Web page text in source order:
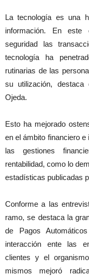
La tecnología es una
información. En este
seguridad las
tecnología ha
rutinarias de las
su utilización,
Ojeda.
Esto ha mejorado
en el ámbito financiero
las gestiones
rentabilidad, como lo
estadísticas publicadas
Conforme a las
ramo, se destaca la
de Pagos
interacción ente las
clientes y el
mismos mejoró